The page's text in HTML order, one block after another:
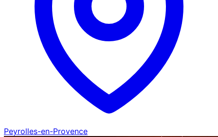
Peyrolles-en-Provence